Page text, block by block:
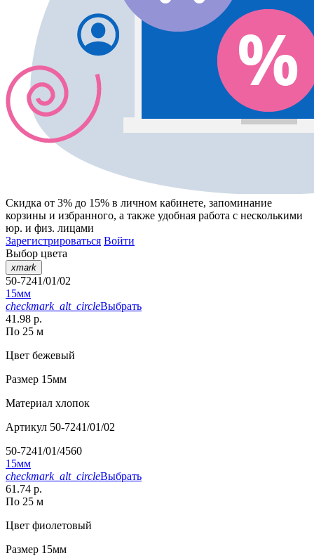
Скидка от 3% до 15% в личном кабинете, запоминание
корзины и избранного, а также удобная работа с несколькими
юр. и физ. лицами
Зарегистрироваться Войти
Выбор цвета
xmark
50-7241/01/02
15мм
checkmark_alt_circleВыбрать
41.98 р.
По 25 м
Цвет бежевый
Размер 15мм
Материал хлопок
Артикул 50-7241/01/02
50-7241/01/4560
15мм
checkmark_alt_circleВыбрать
61.74 р.
По 25 м
Цвет фиолетовый
Размер 15мм